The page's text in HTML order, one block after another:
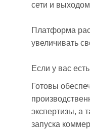
сети и
Платформа
увеличивать
Если у вас
Готовы
экспертизы, а
запуска